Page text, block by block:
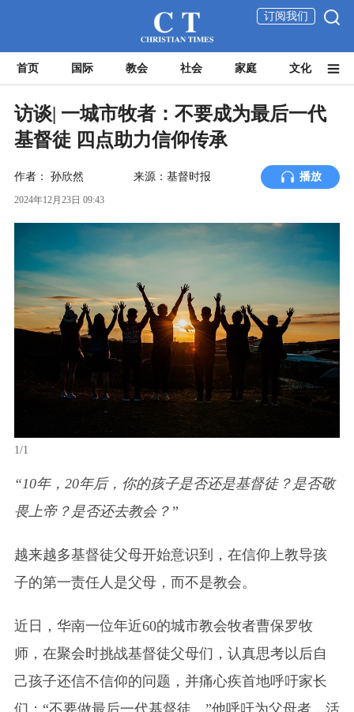
订阅我们
首页 国际 教会 社会 家庭 文化
访谈| 一城市牧者：不要成为最后一代
基督徒 四点助力信仰传承
作者： 孙欣然 来源：基督时报 播放
2024年12月23日 09:43
1/1
“10年，20年后，你的孩子是否还是基督徒？是否敬
畏上帝？是否还去教会？”
越来越多基督徒父母开始意识到，在信仰上教导孩
子的第一责任人是父母，而不是教会。
近日，华南一位年近60的城市教会牧者曹保罗牧
师，在聚会时挑战基督徒父母们，认真思考以后自
己孩子还信不信仰的问题，并痛心疾首地呼吁家长
们：“不要做最后一代基督徒。”他呼吁为父母者，活